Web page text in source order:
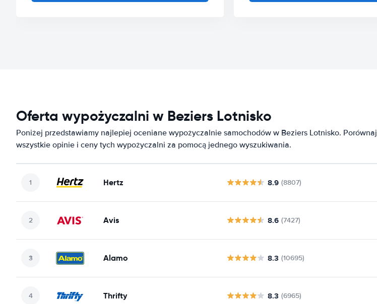
Oferta wypożyczalni w Beziers Lotnisko
Poniżej przedstawiamy najlepiej oceniane wypożyczalnie samochodów w Beziers Lotnisko. Porównaj
wszystkie opinie i ceny tych wypożyczalni za pomocą jednego wyszukiwania.
Hertz 8.9 (8807)
Avis 8.6 (7427)
Alamo 8.3 (10695)
Thrifty 8.3 (6965)